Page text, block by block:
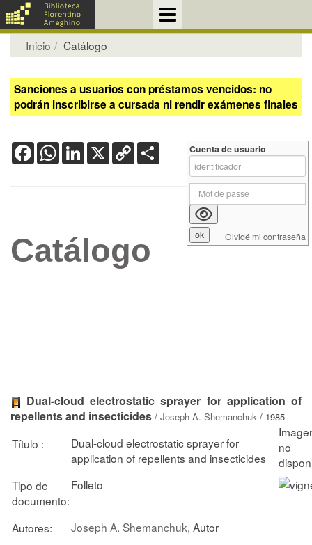
Inicio Catálogo
Sanciones a usuarios con préstamos vencidos: no
podrán inscribirse a cursada ni rendir exámenes finales
FacebookWhatsApp
LinkedIn
X Copy
Link
Catálogo
Dual-cloud electrostatic sprayer for application of
repellents and insecticides / Joseph A. Shemanchuk / 1985
Título :
Dual-cloud electrostatic sprayer for
application of repellents and insecticides
Tipo de
documento:
Folleto
Autores: Joseph A. Shemanchuk, Autor
Cuenta de usuario
Olvidé mi contraseña